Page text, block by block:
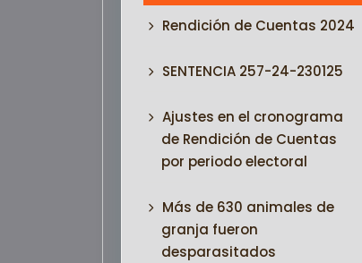
Rendición de Cuentas 2024
SENTENCIA 257-24-230125
Ajustes en el cronograma
de Rendición de Cuentas
por periodo electoral
Más de 630 animales de
granja fueron
desparasitados